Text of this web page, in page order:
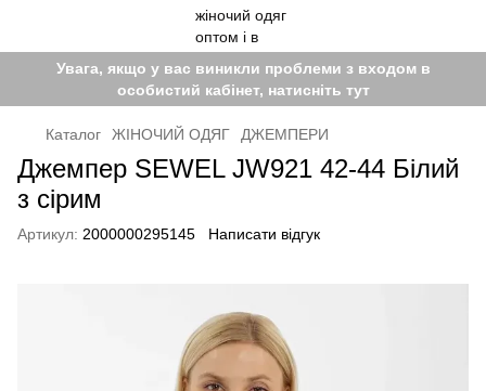
Увага, якщо у вас виникли проблеми з входом в
особистий кабінет, натисніть тут
Каталог ЖІНОЧИЙ ОДЯГ ДЖЕМПЕРИ
Джемпер SEWEL JW921 42-44 Білий
з сірим
Артикул: 2000000295145 Написати відгук